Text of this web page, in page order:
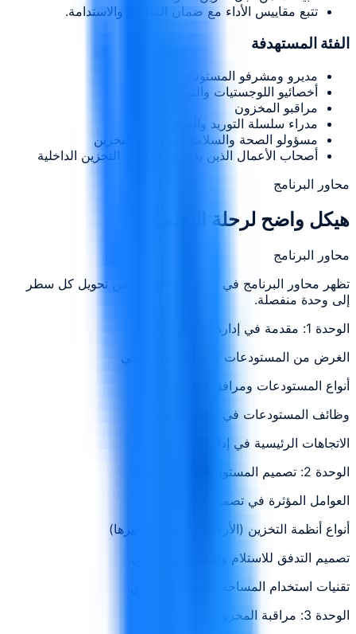
تتبع مقاييس الأداء مع ضمان السلامة والاستدامة.
الفئة المستهدفة
مديرو ومشرفو المستودعات
أخصائيو اللوجستيات والتوزيع
مراقبو المخزون
مدراء سلسلة التوريد والعمليات
مسؤولو الصحة والسلامة في بيئات التخزين
أصحاب الأعمال الذين يديرون عمليات التخزين الداخلية
محاور البرنامج
هيكل واضح لرحلة التعلم.
محاور البرنامج
تظهر محاور البرنامج في صندوق واحد بدلاً من تحويل كل سطر
إلى وحدة منفصلة.
الوحدة 1: مقدمة في إدارة المستودعات
الغرض من المستودعات ودورها الاستراتيجي
أنواع المستودعات ومرافق التخزين
وظائف المستودعات في سلسلة التوريد
الاتجاهات الرئيسية في إدارة المستودعات
الوحدة 2: تصميم المستودعات وتخطيطها
العوامل المؤثرة في تصميم التخطيط
أنواع أنظمة التخزين (الأرفف والرفوف وغيرها)
تصميم التدفق للاستلام والتخزين والإرسال
تقنيات استخدام المساحة وتقسيم المناطق
الوحدة 3: مراقبة المخزون والمخزون